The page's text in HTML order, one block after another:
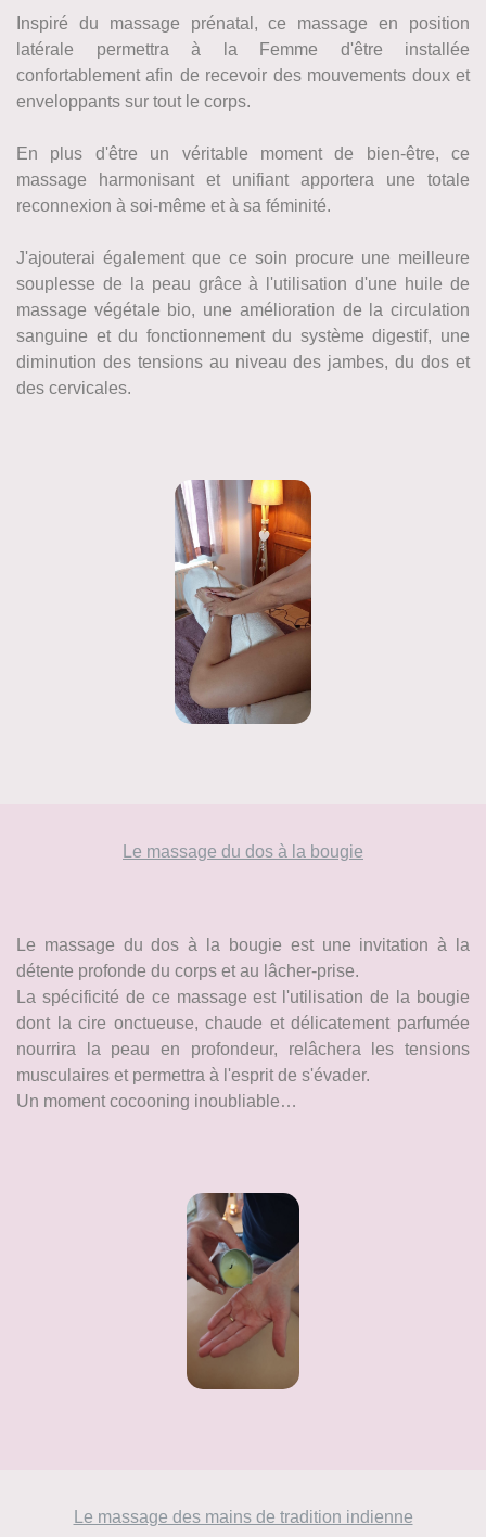
Inspiré du massage prénatal, ce massage en position
latérale permettra à la Femme d'être installée
confortablement afin de recevoir des mouvements doux et
enveloppants sur tout le corps.
En plus d'être un véritable moment de bien-être, ce
massage harmonisant et unifiant apportera une totale
reconnexion à soi-même et à sa féminité.
J'ajouterai également que ce soin procure une meilleure
souplesse de la peau grâce à l'utilisation d'une huile de
massage végétale bio, une amélioration de la circulation
sanguine et du fonctionnement du système digestif, une
diminution des tensions au niveau des jambes, du dos et
des cervicales.
Le massage du dos à la bougie
Le massage du dos à la bougie est une invitation à la
détente profonde du corps et au lâcher-prise.
La spécificité de ce massage est l'utilisation de la bougie
dont la cire onctueuse, chaude et délicatement parfumée
nourrira la peau en profondeur, relâchera les tensions
musculaires et permettra à l'esprit de s'évader.
Un moment cocooning inoubliable…
Le massage des mains de tradition indienne